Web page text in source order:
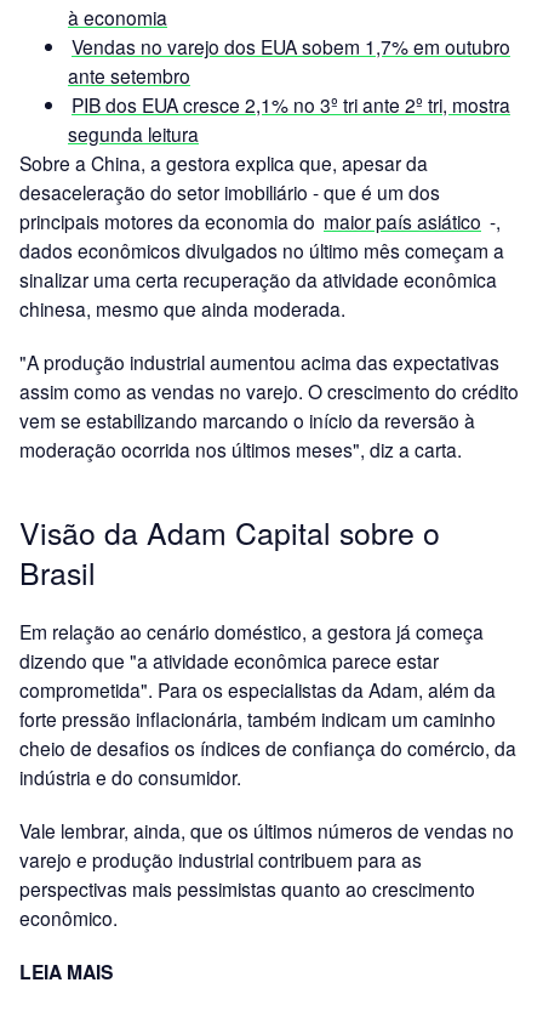
à economia
Vendas no varejo dos EUA sobem 1,7% em outubro
ante setembro
PIB dos EUA cresce 2,1% no 3º tri ante 2º tri, mostra
segunda leitura
Sobre a China, a gestora explica que, apesar da
desaceleração do setor imobiliário - que é um dos
principais motores da economia do maior país asiático -,
dados econômicos divulgados no último mês começam a
sinalizar uma certa recuperação da atividade econômica
chinesa, mesmo que ainda moderada.
"A produção industrial aumentou acima das expectativas
assim como as vendas no varejo. O crescimento do crédito
vem se estabilizando marcando o início da reversão à
moderação ocorrida nos últimos meses", diz a carta.
Visão da Adam Capital sobre o
Brasil
Em relação ao cenário doméstico, a gestora já começa
dizendo que "a atividade econômica parece estar
comprometida". Para os especialistas da Adam, além da
forte pressão inflacionária, também indicam um caminho
cheio de desafios os índices de confiança do comércio, da
indústria e do consumidor.
Vale lembrar, ainda, que os últimos números de vendas no
varejo e produção industrial contribuem para as
perspectivas mais pessimistas quanto ao crescimento
econômico.
LEIA MAIS